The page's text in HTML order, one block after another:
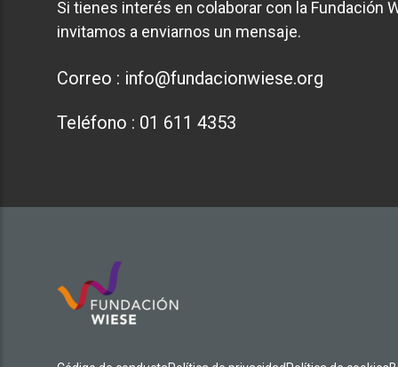
Si tienes interés en colaborar con la Fundación
invitamos a enviarnos un mensaje.
Correo : info@fundacionwiese.org
Teléfono : 01 611 4353